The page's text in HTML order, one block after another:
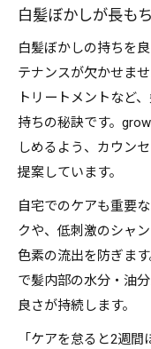
白髪ぼかしが長も
白髪ぼかしの持ちを
テナンスが欠かせま
トリートメントなど
持ちの秘訣です。
しめるよう、カウン
提案しています。
自宅でのケアも重要
クや、低刺激のシャ
色素の流出を防ぎま
で髪内部の水分・油
良さが持続します。
「ケアを怠ると2週